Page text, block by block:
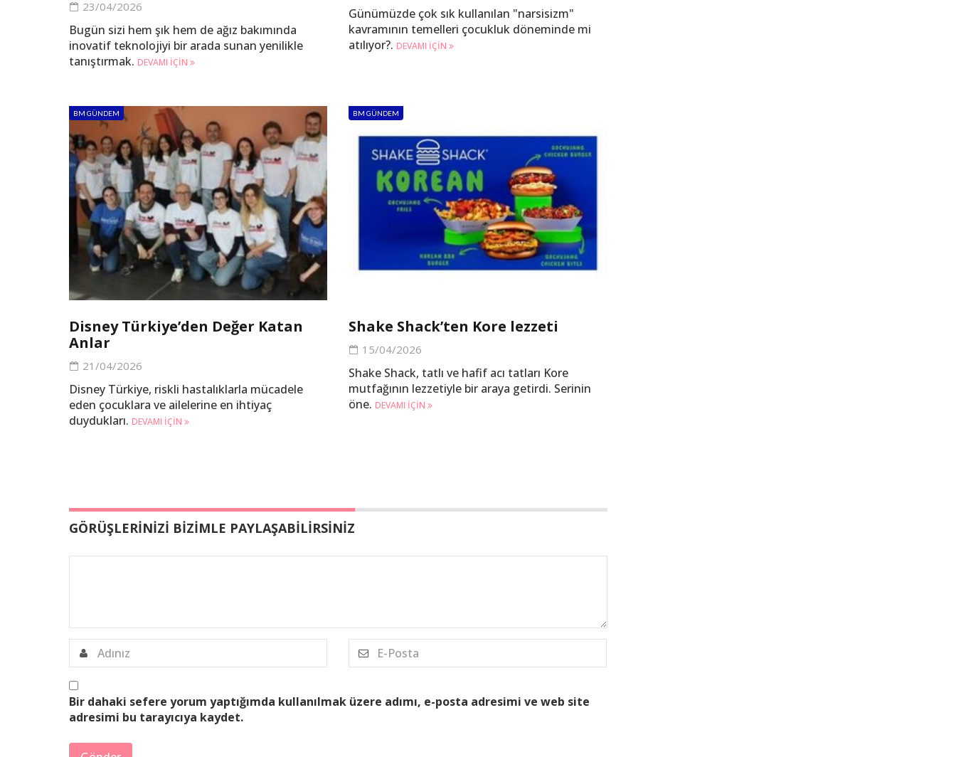
23/04/2026
Bugün sizi hem şık hem de ağız bakımında
inovatif teknolojiyi bir arada sunan yenilikle
tanıştırmak. DEVAMI IÇIN
Günümüzde çok sık kullanılan "narsisizm"
kavramının temelleri çocukluk döneminde mi
atılıyor?. DEVAMI IÇIN
BM GÜNDEM
Disney Türkiye’den Değer Katan
Anlar
21/04/2026
Disney Türkiye, riskli hastalıklarla mücadele
eden çocuklara ve ailelerine en ihtiyaç
duydukları. DEVAMI IÇIN
BM GÜNDEM
Shake Shack’ten Kore lezzeti
15/04/2026
Shake Shack, tatlı ve hafif acı tatları Kore
mutfağının lezzetiyle bir araya getirdi. Serinin
öne. DEVAMI IÇIN
GÖRÜŞLERİNİZİ BİZİMLE PAYLAŞABİLİRSİNİZ
Bir dahaki sefere yorum yaptığımda kullanılmak üzere adımı, e-posta adresimi ve web site
adresimi bu tarayıcıya kaydet.